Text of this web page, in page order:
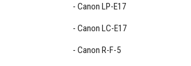
Canon LP-E17
Canon LC-E17
Canon R-F-5